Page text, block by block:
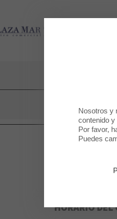
Mar 2
HORARIO DEL
Nosotros y
contenido y
Por favor,
Puedes